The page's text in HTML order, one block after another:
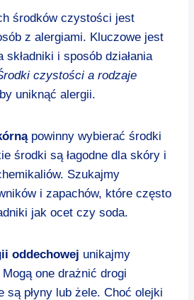
środków czystości jest
z alergiami. Kluczowe jest
i sposób działania
czystości a rodzaje
uniknąć alergii.
powinny wybierać środki
środki są łagodne dla skóry i
Szukajmy
i zapachów, które często
jak ocet czy soda.
oddechowej unikajmy
one drażnić drogi
są płyny lub żele. Choć olejki